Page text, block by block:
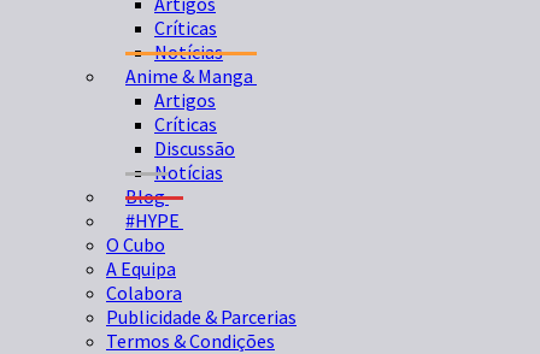
Críticas
Notícias
Anime & Manga
Artigos
Críticas
Discussão
Notícias
Blog
#HYPE
O Cubo
A Equipa
Colabora
Publicidade & Parcerias
Termos & Condições